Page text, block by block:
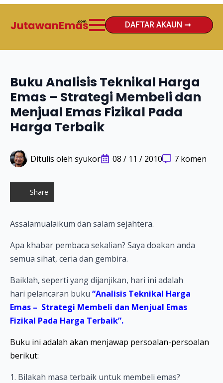
DAFTAR AKAUN
Buku Analisis Teknikal Harga
Emas – Strategi Membeli dan
Menjual Emas Fizikal Pada
Harga Terbaik
Ditulis oleh syukor 08 / 11 / 2010 7 komen
Share
Assalamualaikum dan salam sejahtera.
Apa khabar pembaca sekalian? Saya doakan anda
semua sihat, ceria dan gembira.
Baiklah, seperti yang dijanjikan, hari ini adalah
hari pelancaran buku “Analisis Teknikal Harga
Emas – Strategi Membeli dan Menjual Emas
Fizikal Pada Harga Terbaik”.
Buku ini adalah akan menjawap persoalan-persoalan
berikut:
1. Bilakah masa terbaik untuk membeli emas?